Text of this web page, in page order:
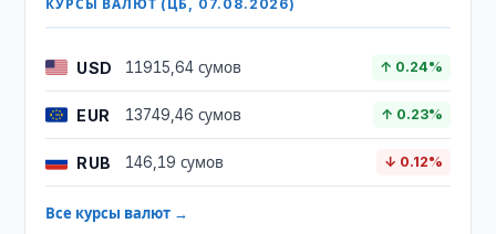
КУРСЫ ВАЛЮТ (ЦБ, 07.08.2026)
USD 11915,64 сумов ↑ 0.24%
EUR 13749,46 сумов ↑ 0.23%
RUB 146,19 сумов ↓ 0.12%
Все курсы валют →